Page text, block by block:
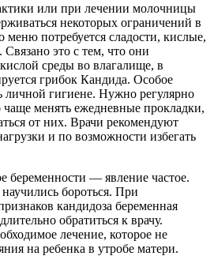
или при лечении молочницы
некоторых ограничений в
меню потребуется сладости, кислые,
это с тем, что они
среды во влагалище, в
грибок Кандида. Особое
личной гигиене. Нужно регулярно
менять ежедневные прокладки,
от них. Врачи рекомендуют
и по возможности избегать
беременности — явление частое.
бороться. При
кандидоза беременная
обратиться к врачу.
лечение, которое не
на ребенка в утробе матери.